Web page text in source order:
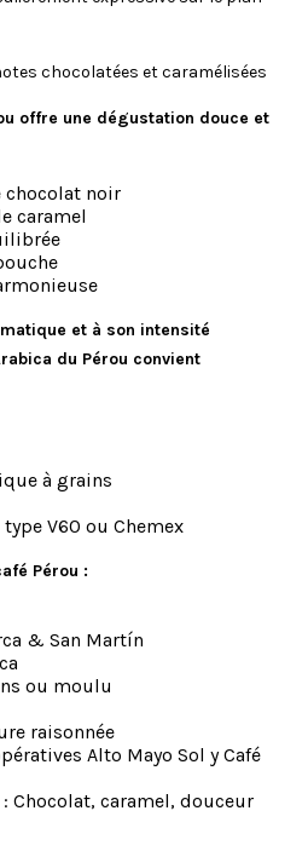
chocolatées et caramélisées
offre une dégustation douce et
chocolat noir
caramel
et à son intensité
du Pérou convient
à grains
V60 ou Chemex
Pérou :
& San Martín
ou moulu
raisonnée
Alto Mayo Sol y Café
Chocolat, caramel, douceur